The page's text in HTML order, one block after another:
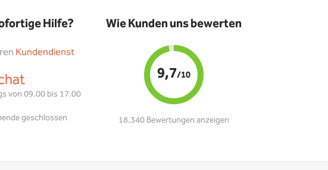
Hilfe?
Kundendienst
von 09.00 bis 17.00
geschlossen
Wie Kunden uns bewerten
9,7/10
18.340 Bewertungen anzeigen